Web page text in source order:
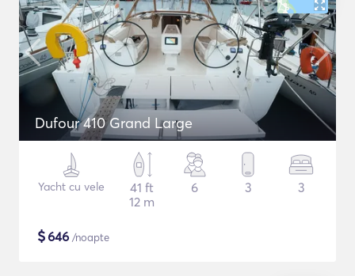
Dufour 410 Grand Large
Yacht cu vele
41 ft
12 m
6 3 3
$646 /noapte